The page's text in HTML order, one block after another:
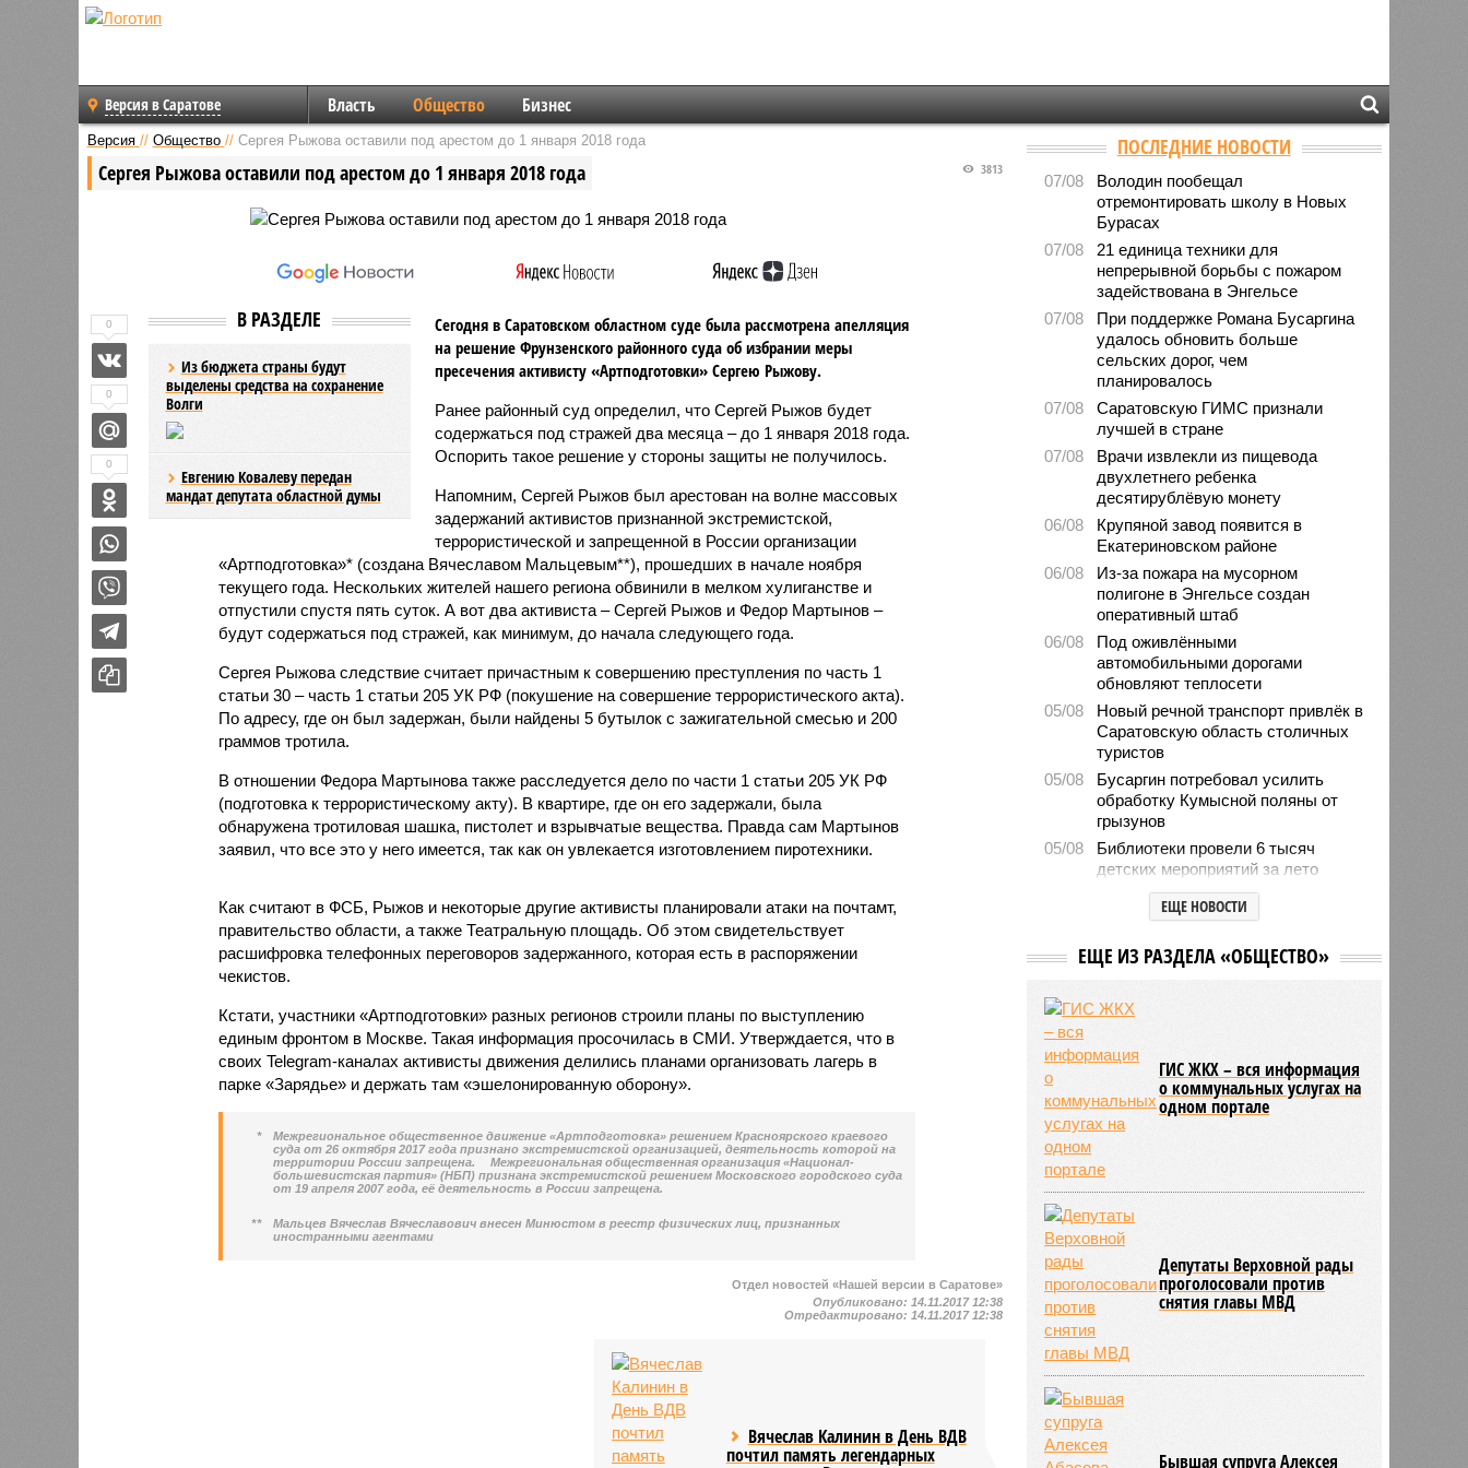
Версия в Саратове Власть Общество Бизнес
Версия // Общество // Сергея Рыжова оставили под арестом до 1 января 2018 года
Сергея Рыжова оставили под арестом до 1 января 2018 года 3813
В РАЗДЕЛЕ
Из бюджета страны будут
выделены средства на сохранение
Волги
Евгению Ковалеву передан
мандат депутата областной думы
Сегодня в Саратовском областном суде была рассмотрена апелляция
на решение Фрунзенского районного суда об избрании меры
пресечения активисту «Артподготовки» Сергею Рыжову.
Ранее районный суд определил, что Сергей Рыжов будет
содержаться под стражей два месяца – до 1 января 2018 года.
Оспорить такое решение у стороны защиты не получилось.
Напомним, Сергей Рыжов был арестован на волне массовых
задержаний активистов признанной экстремистской,
террористической и запрещенной в России организации
«Артподготовка»* (создана Вячеславом Мальцевым**), прошедших в начале ноября
текущего года. Нескольких жителей нашего региона обвинили в мелком хулиганстве и
отпустили спустя пять суток. А вот два активиста – Сергей Рыжов и Федор Мартынов –
будут содержаться под стражей, как минимум, до начала следующего года.
Сергея Рыжова следствие считает причастным к совершению преступления по часть 1
статьи 30 – часть 1 статьи 205 УК РФ (покушение на совершение террористического акта).
По адресу, где он был задержан, были найдены 5 бутылок с зажигательной смесью и 200
граммов тротила.
В отношении Федора Мартынова также расследуется дело по части 1 статьи 205 УК РФ
(подготовка к террористическому акту). В квартире, где он его задержали, была
обнаружена тротиловая шашка, пистолет и взрывчатые вещества. Правда сам Мартынов
заявил, что все это у него имеется, так как он увлекается изготовлением пиротехники.
Как считают в ФСБ, Рыжов и некоторые другие активисты планировали атаки на почтамт,
правительство области, а также Театральную площадь. Об этом свидетельствует
расшифровка телефонных переговоров задержанного, которая есть в распоряжении
чекистов.
Кстати, участники «Артподготовки» разных регионов строили планы по выступлению
единым фронтом в Москве. Такая информация просочилась в СМИ. Утверждается, что в
своих Telegram-каналах активисты движения делились планами организовать лагерь в
парке «Зарядье» и держать там «эшелонированную оборону».
*
Межрегиональное общественное движение «Артподготовка» решением Красноярского краевого
суда от 26 октября 2017 года признано экстремистской организацией, деятельность которой на
территории России запрещена. Межрегиональная общественная организация «Национал-
большевистская партия» (НБП) признана экстремистской решением Московского городского суда
от 19 апреля 2007 года, её деятельность в России запрещена.
**
Мальцев Вячеслав Вячеславович внесен Минюстом в реестр физических лиц, признанных
иностранными агентами
0
0
0
Отдел новостей «Нашей версии в Саратове»
Опубликовано: 14.11.2017 12:38
Отредактировано: 14.11.2017 12:38
Вячеслав Калинин в День ВДВ
почтил память легендарных
ПОСЛЕДНИЕ НОВОСТИ
07/08
Володин пообещал
отремонтировать школу в Новых
Бурасах
07/08
21 единица техники для
непрерывной борьбы с пожаром
задействована в Энгельсе
07/08
При поддержке Романа Бусаргина
удалось обновить больше
сельских дорог, чем
планировалось
07/08
Саратовскую ГИМС признали
лучшей в стране
07/08
Врачи извлекли из пищевода
двухлетнего ребенка
десятирублёвую монету
06/08
Крупяной завод появится в
Екатериновском районе
06/08
Из-за пожара на мусорном
полигоне в Энгельсе создан
оперативный штаб
06/08
Под оживлёнными
автомобильными дорогами
обновляют теплосети
05/08
Новый речной транспорт привлёк в
Саратовскую область столичных
туристов
05/08
Бусаргин потребовал усилить
обработку Кумысной поляны от
грызунов
05/08
Библиотеки провели 6 тысяч
детских мероприятий за лето
Власти формируют стратегию
развития медицины до 2030 года
обсудил с главой Ртищевского
сетей
04/08
место по внедрению Платформы
обратной связи
04/08
Ртищевскому району на ремонт
дорог направят дополнительные
ЕЩЕ НОВОСТИ
ЕЩЕ ИЗ РАЗДЕЛА «ОБЩЕСТВО»
ГИС ЖКХ – вся информация
о коммунальных услугах на
одном портале
Депутаты Верховной рады
проголосовали против
снятия главы МВД
Бывшая супруга Алексея